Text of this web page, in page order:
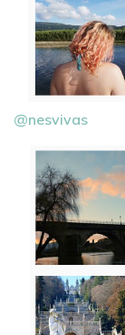
@nesvivas